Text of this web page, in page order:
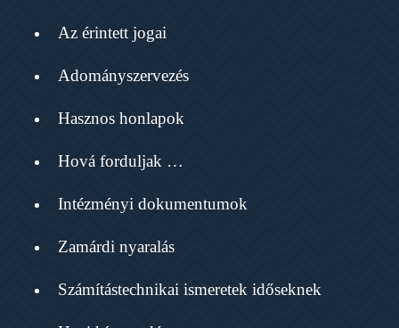
Az érintett jogai
Adományszervezés
Hasznos honlapok
Hová forduljak …
Intézményi dokumentumok
Zamárdi nyaralás
Számítástechnikai ismeretek időseknek